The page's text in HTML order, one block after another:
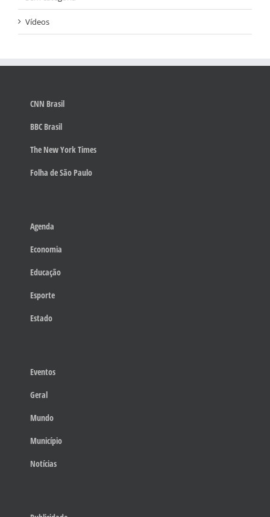
Vídeos
CNN Brasil
BBC Brasil
The New York Times
Folha de São Paulo
Agenda
Economia
Educação
Esporte
Estado
Eventos
Geral
Mundo
Município
Notícias